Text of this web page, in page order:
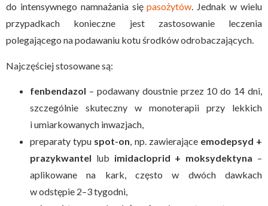
do intensywnego namnażania siępasożytów. Jednak w wielu
przypadkach konieczne jest zastosowanie leczenia
polegającego na podawaniu kotu środków odrobaczających.
Najczęściej stosowane są:
fenbendazol – podawany doustnie przez 10 do 14 dni,
szczególnie skuteczny w monoterapii przy lekkich
i umiarkowanych inwazjach,
preparaty typu spot-on, np. zawierające emodepsyd +
prazykwantel lub imidacloprid + moksydektyna –
aplikowane na kark, często w dwóch dawkach
w odstępie 2–3 tygodni,